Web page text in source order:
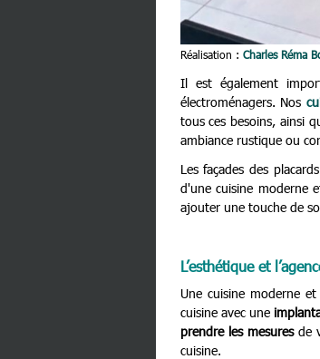
Réalisation : Charles Réma
Il est également
électroménagers. Nos
tous ces besoins, ainsi
ambiance rustique ou
Les façades des
d'une cuisine moderne
ajouter une touche de
L’esthétique et
Une cuisine moderne
cuisine avec une
prendre les mesuresde
cuisine.